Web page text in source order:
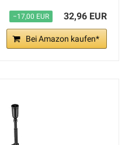
−17,00 EUR 32,96 EUR
Bei Amazon kaufen*